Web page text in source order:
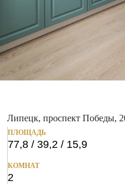
Липецк, проспект Победы,
ПЛОЩАДЬ
77,8 / 39,2 / 15,9
КОМНАТ
2